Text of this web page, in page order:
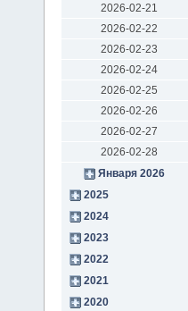
2026-02-21
2026-02-22
2026-02-23
2026-02-24
2026-02-25
2026-02-26
2026-02-27
2026-02-28
Января 2026
2025
2024
2023
2022
2021
2020